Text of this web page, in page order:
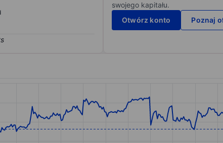
swojego kapitału.
Otwórz konto
Poznaj
ranges from 503.5 to 559.5.